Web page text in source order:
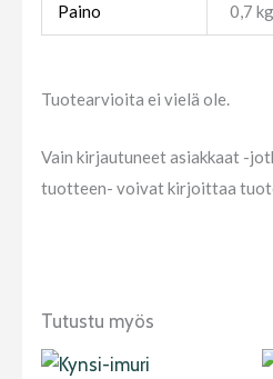
Paino 0,7
Tuotearvioita ei vielä ole.
Vain kirjautuneet asiakkaat -
tuotteen- voivat kirjoittaa
Tutustu myös